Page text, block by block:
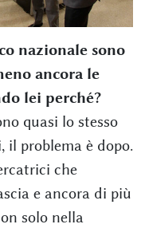
nazionale sono
ancora le
lei perché?
quasi lo stesso
problema è dopo.
che
e ancora di più
solo nella